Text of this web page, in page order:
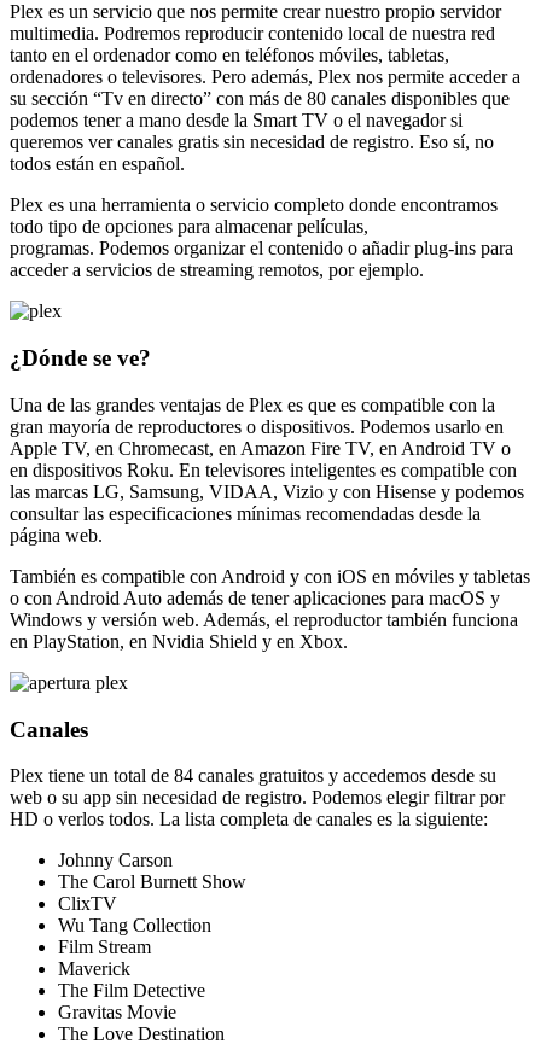
Plex es un servicio que nos permite crear nuestro propio servidor
multimedia. Podremos reproducir contenido local de nuestra red
tanto en el ordenador como en teléfonos móviles, tabletas,
ordenadores o televisores. Pero además, Plex nos permite acceder a
su sección “Tv en directo” con más de 80 canales disponibles que
podemos tener a mano desde la Smart TV o el navegador si
queremos ver canales gratis sin necesidad de registro. Eso sí, no
todos están en español.
Plex es una herramienta o servicio completo donde encontramos
todo tipo de opciones para almacenar películas,
programas. Podemos organizar el contenido o añadir plug-ins para
acceder a servicios de streaming remotos, por ejemplo.
¿Dónde se ve?
Una de las grandes ventajas de Plex es que es compatible con la
gran mayoría de reproductores o dispositivos. Podemos usarlo en
Apple TV, en Chromecast, en Amazon Fire TV, en Android TV o
en dispositivos Roku. En televisores inteligentes es compatible con
las marcas LG, Samsung, VIDAA, Vizio y con Hisense y podemos
consultar las especificaciones mínimas recomendadas desde la
página web.
También es compatible con Android y con iOS en móviles y tabletas
o con Android Auto además de tener aplicaciones para macOS y
Windows y versión web. Además, el reproductor también funciona
en PlayStation, en Nvidia Shield y en Xbox.
Canales
Plex tiene un total de 84 canales gratuitos y accedemos desde su
web o su app sin necesidad de registro. Podemos elegir filtrar por
HD o verlos todos. La lista completa de canales es la siguiente:
Johnny Carson
The Carol Burnett Show
ClixTV
Wu Tang Collection
Film Stream
Maverick
The Film Detective
Gravitas Movie
The Love Destination